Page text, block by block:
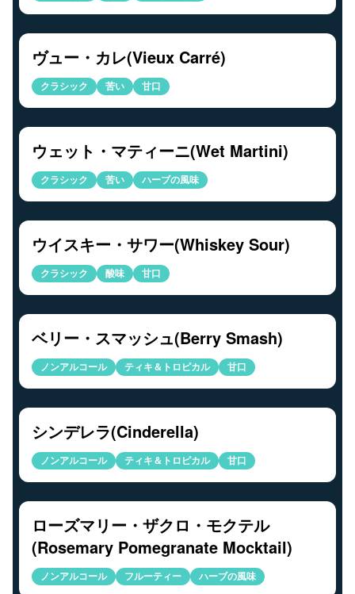
ヴュー・カレ(Vieux Carré)
クラシック 苦い 甘口
ウェット・マティーニ(Wet Martini)
クラシック 苦い ハーブの風味
ウイスキー・サワー(Whiskey Sour)
クラシック 酸味 甘口
ベリー・スマッシュ(Berry Smash)
ノンアルコール ティキ＆トロピカル 甘口
シンデレラ(Cinderella)
ノンアルコール ティキ＆トロピカル 甘口
ローズマリー・ザクロ・モクテル
(Rosemary Pomegranate Mocktail)
ノンアルコール フルーティー ハーブの風味